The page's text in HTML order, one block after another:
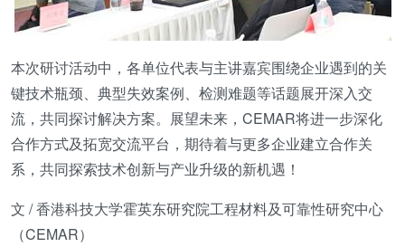
本次研讨活动中，各单位代表与主讲嘉宾围绕企业遇到的关
键技术瓶颈、典型失效案例、检测难题等话题展开深入交
流，共同探讨解决方案。展望未来，CEMAR将进一步深化
合作方式及拓宽交流平台，期待着与更多企业建立合作关
系，共同探索技术创新与产业升级的新机遇！
文 / 香港科技大学霍英东研究院工程材料及可靠性研究中心
（CEMAR）